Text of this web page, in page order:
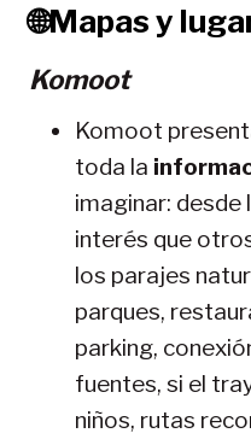
🌐Mapas y
Komoot
Komoot
toda la
imaginar:
interés que
los parajes
parques,
parking,
fuentes, si el
niños, rutas